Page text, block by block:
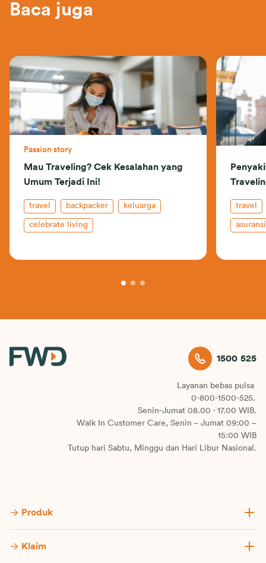
Baca juga
Passion story
Mau Traveling? Cek Kesalahan yang
Umum Terjadi Ini!
travel backpacker keluarga
celebrate living
travel
1500 525
Layanan bebas pulsa
0-800-1500-525.
Senin-Jumat 08.00 - 17.00 WIB.
Walk In Customer Care, Senin – Jumat 09:00 –
15:00 WIB
Tutup hari Sabtu, Minggu dan Hari Libur Nasional.
Produk
Klaim